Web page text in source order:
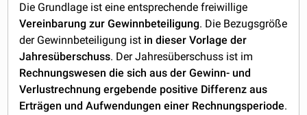
Die Grundlage ist eine entsprechende freiwillige
Vereinbarung zur Gewinnbeteiligung. Die Bezugsgröße
der Gewinnbeteiligung ist in dieser Vorlage der
Jahresüberschuss. Der Jahresüberschuss ist im
Rechnungswesen die sich aus der Gewinn- und
Verlustrechnung ergebende positive Differenz aus
Erträgen und Aufwendungen einer Rechnungsperiode.